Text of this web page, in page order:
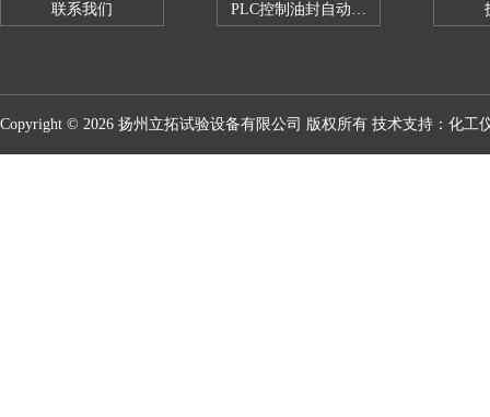
联系我们 PLC控制油封自动修边机
Copyright © 2026 扬州立拓试验设备有限公司 版权所有 技术支持： 化工